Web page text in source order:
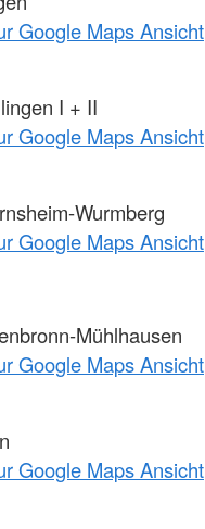
Google Maps Ansicht
I + II
Google Maps Ansicht
Wurmberg
Google Maps Ansicht
Mühlhausen
Google Maps Ansicht
Google Maps Ansicht